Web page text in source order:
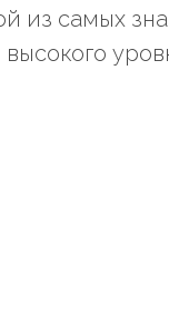
из самых